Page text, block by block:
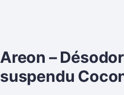
Areon –
suspendu